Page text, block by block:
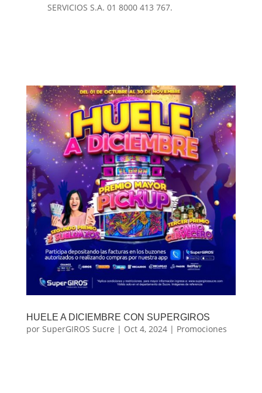
SERVICIOS S.A. 01 8000 413 767.
HUELE A DICIEMBRE CON SUPERGIROS
por SuperGIROS Sucre | Oct 4, 2024| Promociones